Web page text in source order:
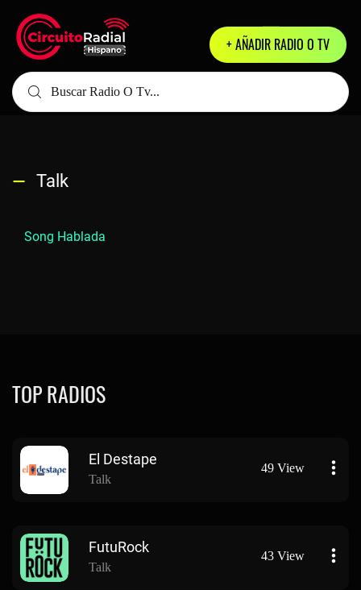
+ AÑADIR RADIO O TV
Talk
Song Hablada
TOP RADIOS
El Destape
Talk
49 View
FutuRock
Talk
43 View